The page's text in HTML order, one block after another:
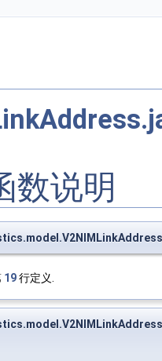
数说明
19行定义.